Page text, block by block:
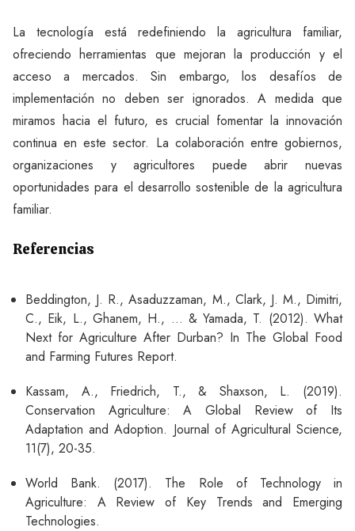
La tecnología está redefiniendo la agricultura familiar,
ofreciendo herramientas que mejoran la producción y el
acceso a mercados. Sin embargo, los desafíos de
implementación no deben ser ignorados. A medida que
miramos hacia el futuro, es crucial fomentar la innovación
continua en este sector. La colaboración entre gobiernos,
organizaciones y agricultores puede abrir nuevas
oportunidades para el desarrollo sostenible de la agricultura
familiar.
Referencias
Beddington, J. R., Asaduzzaman, M., Clark, J. M., Dimitri,
C., Eik, L., Ghanem, H., ... & Yamada, T. (2012). What
Next for Agriculture After Durban? In The Global Food
and Farming Futures Report.
Kassam, A., Friedrich, T., & Shaxson, L. (2019).
Conservation Agriculture: A Global Review of Its
Adaptation and Adoption. Journal of Agricultural Science,
11(7), 20-35.
World Bank. (2017). The Role of Technology in
Agriculture: A Review of Key Trends and Emerging
Technologies.